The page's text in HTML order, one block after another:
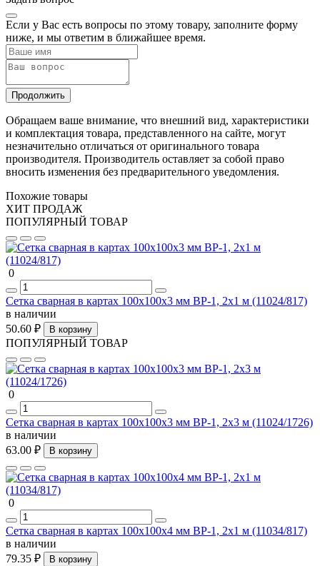
Если у Вас есть вопросы по этому товару, заполните форму
ниже, и мы ответим в ближайшее время.
Продолжить
Обращаем ваше внимание, что внешний вид, характеристики
и комплектация товара, представленного на сайте, могут
незначительно отличаться от оригинального товара
производителя. Производитель оставляет за собой право
вносить изменения без предварительного уведомления.
Похожие товары
ХИТ ПРОДАЖ
ПОПУЛЯРНЫЙ ТОВАР
0
Сетка сварная в картах 100х100х3 мм ВР-1, 2х1 м (11024/817)
в наличии
50.60 ₽
В корзину
ПОПУЛЯРНЫЙ ТОВАР
0
Сетка сварная в картах 100х100х3 мм ВР-1, 2х3 м (11024/1726)
в наличии
63.00 ₽
В корзину
0
Сетка сварная в картах 100х100х4 мм ВР-1, 2х1 м (11034/817)
в наличии
79.35 ₽
В корзину